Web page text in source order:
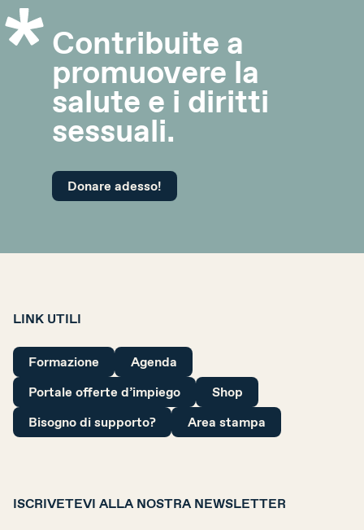
Contribuite a
promuovere la
salute e i diritti
sessuali.
Donare adesso!
LINK UTILI
Formazione
Agenda
Portale offerte d’impiego
Shop
Bisogno di supporto?
Area stampa
ISCRIVETEVI ALLA NOSTRA NEWSLETTER